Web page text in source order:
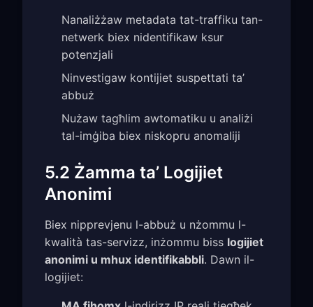
Nanaliżżaw metadata tat-traffiku tan-
netwerk biex nidentifikaw ksur
potenzjali
Ninvestigaw kontijiet suspettati ta’
abbuż
Nużaw tagħlim awtomatiku u analiżi
tal-imġiba biex niskopru anomaliji
5.2 Żamma ta’ Logijiet
Anonimi
Biex nipprevjenu l-abbuż u nżommu l-
kwalità tas-servizz, inżommu biss logijiet
anonimi u mhux identifikabbli. Dawn il-
logijiet: